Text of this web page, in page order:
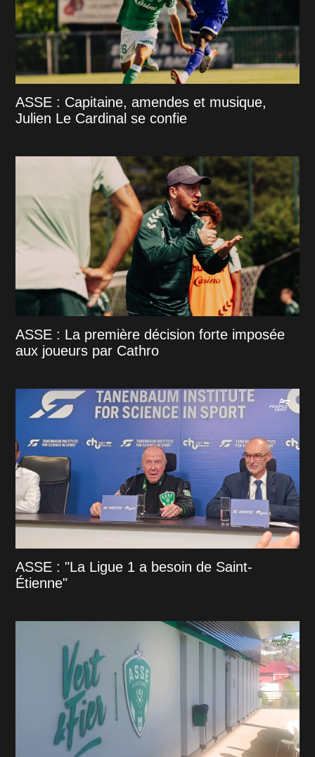
ASSE : Capitaine, amendes et musique,
Julien Le Cardinal se confie
ASSE : La première décision forte imposée
aux joueurs par Cathro
ASSE : "La Ligue 1 a besoin de Saint-
Étienne"